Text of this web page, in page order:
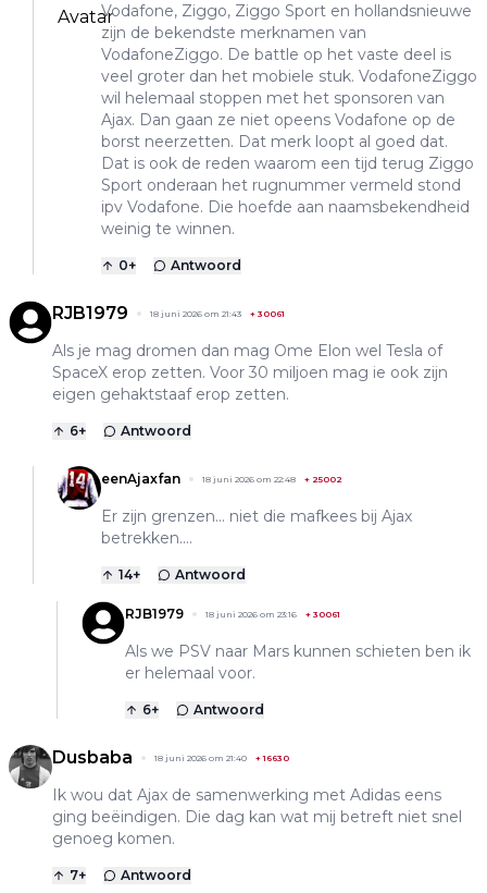
Vodafone, Ziggo, Ziggo Sport en hollandsnieuwe
zijn de bekendste merknamen van
VodafoneZiggo. De battle op het vaste deel is
veel groter dan het mobiele stuk. VodafoneZiggo
wil helemaal stoppen met het sponsoren van
Ajax. Dan gaan ze niet opeens Vodafone op de
borst neerzetten. Dat merk loopt al goed dat.
Dat is ook de reden waarom een tijd terug Ziggo
Sport onderaan het rugnummer vermeld stond
ipv Vodafone. Die hoefde aan naamsbekendheid
weinig te winnen.
0+ Antwoord
RJB1979 18 juni 2026 om 21:43 + 30061
Als je mag dromen dan mag Ome Elon wel Tesla of
SpaceX erop zetten. Voor 30 miljoen mag ie ook zijn
eigen gehaktstaaf erop zetten.
6+ Antwoord
eenAjaxfan 18 juni 2026 om 22:48 + 25002
Er zijn grenzen... niet die mafkees bij Ajax
betrekken....
14+ Antwoord
RJB1979 18 juni 2026 om 23:16 + 30061
Als we PSV naar Mars kunnen schieten ben ik
er helemaal voor.
6+ Antwoord
Dusbaba 18 juni 2026 om 21:40 +16630
Ik wou dat Ajax de samenwerking met Adidas eens
ging beëindigen. Die dag kan wat mij betreft niet snel
genoeg komen.
7+ Antwoord